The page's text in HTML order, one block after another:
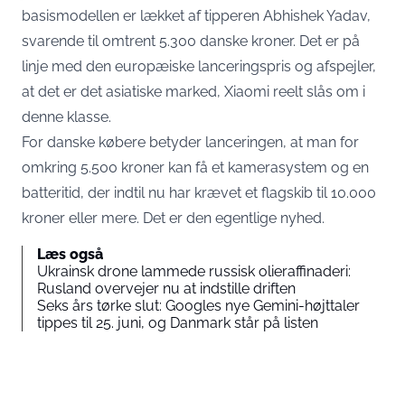
basismodellen er lækket af tipperen Abhishek Yadav,
svarende til omtrent 5.300 danske kroner. Det er på
linje med den europæiske lanceringspris og afspejler,
at det er det asiatiske marked, Xiaomi reelt slås om i
denne klasse.
For danske købere betyder lanceringen, at man for
omkring 5.500 kroner kan få et kamerasystem og en
batteritid, der indtil nu har krævet et flagskib til 10.000
kroner eller mere. Det er den egentlige nyhed.
Læs også
Ukrainsk drone lammede russisk olieraffinaderi:
Rusland overvejer nu at indstille driften
Seks års tørke slut: Googles nye Gemini-højttaler
tippes til 25. juni, og Danmark står på listen